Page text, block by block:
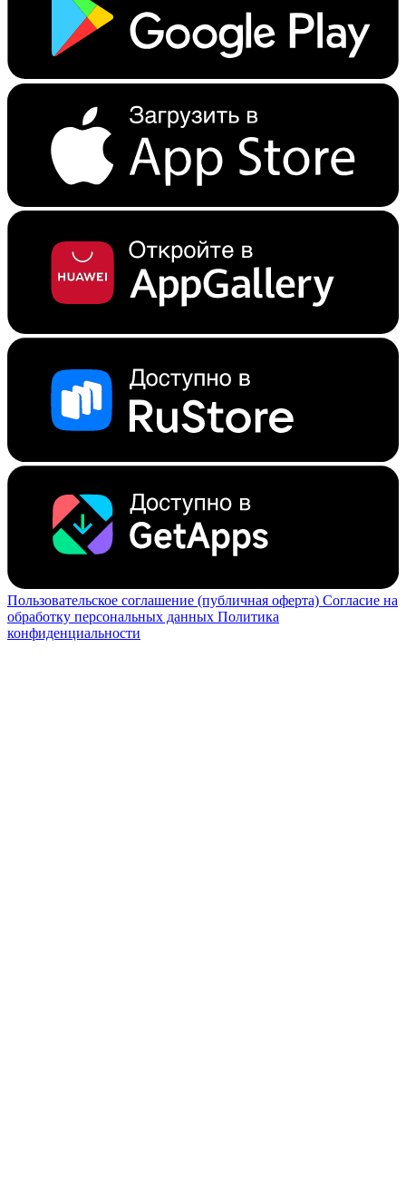
Пользовательское соглашение (публичная оферта) Согласие на
обработку персональных данных Политика
конфиденциальности